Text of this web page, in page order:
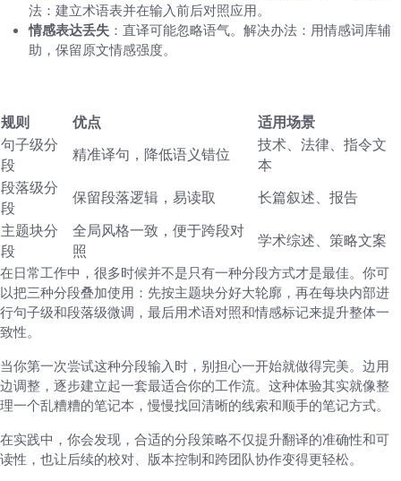
法：建立术语表并在输入前后对照应用。
情感表达丢失 ：直译可能忽略语气。解决办法：用情感词库辅
助，保留原文情感强度。
规则 优点
适用场景
句子级分
段
精准译句，降低语义错位
技术、法律、指令文
本
段落级分
段
保留段落逻辑，易读取
长篇叙述、报告
主题块分
段
全局风格一致，便于跨段对
照
学术综述、策略文案
在日常工作中，很多时候并不是只有一种分段方式才是最佳。你可
以把三种分段叠加使用：先按主题块分好大轮廓，再在每块内部进
行句子级和段落级微调，最后用术语对照和情感标记来提升整体一
致性。
当你第一次尝试这种分段输入时，别担心一开始就做得完美。边用
边调整，逐步建立起一套最适合你的工作流。这种体验其实就像整
理一个乱糟糟的笔记本，慢慢找回清晰的线索和顺手的笔记方式。
在实践中，你会发现，合适的分段策略不仅提升翻译的准确性和可
读性，也让后续的校对、版本控制和跨团队协作变得更轻松。